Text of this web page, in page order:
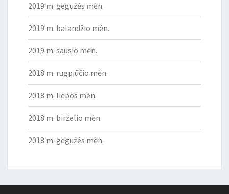
2019 m. gegužės mėn.
2019 m. balandžio mėn.
2019 m. sausio mėn.
2018 m. rugpjūčio mėn.
2018 m. liepos mėn.
2018 m. birželio mėn.
2018 m. gegužės mėn.